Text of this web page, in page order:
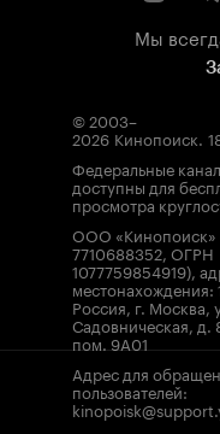
Мы
© 2003–
2026 Кинопоиск.
Федеральные
доступны для
просмотра
ООО
7710688352, ОГРН
1077759854919),
местонахождения:
Россия, г. Москва,
Садовническая, д.
пом. 9А01
Адрес для
пользователей: